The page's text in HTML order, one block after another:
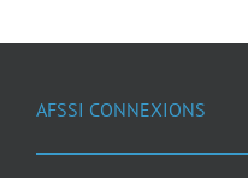
AFSSI CONNEXIONS